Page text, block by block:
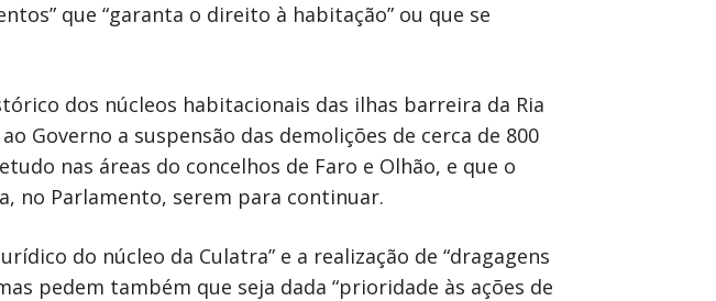
que “garanta o direito à habitação” ou que se
dos núcleos habitacionais das ilhas barreira da Ria
Governo a suspensão das demolições de cerca de 800
nas áreas do concelhos de Faro e Olhão, e que o
no Parlamento, serem para continuar.
do núcleo da Culatra” e a realização de “dragagens
pedem também que seja dada “prioridade às ações de